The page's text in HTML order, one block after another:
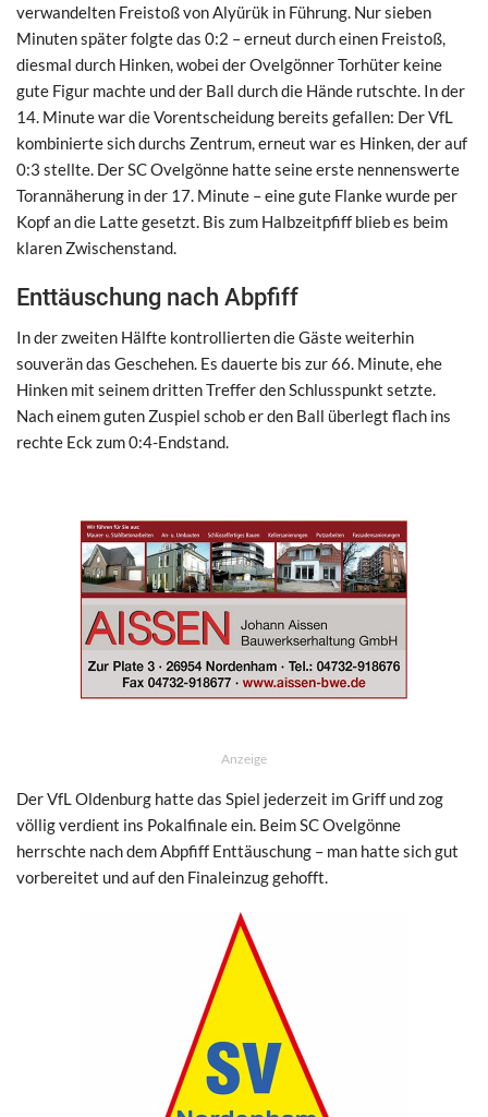
verwandelten Freistoß von Alyürük in Führung. Nur sieben
Minuten später folgte das 0:2 – erneut durch einen Freistoß,
diesmal durch Hinken, wobei der Ovelgönner Torhüter keine
gute Figur machte und der Ball durch die Hände rutschte. In der
14. Minute war die Vorentscheidung bereits gefallen: Der VfL
kombinierte sich durchs Zentrum, erneut war es Hinken, der auf
0:3 stellte. Der SC Ovelgönne hatte seine erste nennenswerte
Torannäherung in der 17. Minute – eine gute Flanke wurde per
Kopf an die Latte gesetzt. Bis zum Halbzeitpfiff blieb es beim
klaren Zwischenstand.
Enttäuschung nach Abpfiff
In der zweiten Hälfte kontrollierten die Gäste weiterhin
souverän das Geschehen. Es dauerte bis zur 66. Minute, ehe
Hinken mit seinem dritten Treffer den Schlusspunkt setzte.
Nach einem guten Zuspiel schob er den Ball überlegt flach ins
rechte Eck zum 0:4-Endstand.
Anzeige
Der VfL Oldenburg hatte das Spiel jederzeit im Griff und zog
völlig verdient ins Pokalfinale ein. Beim SC Ovelgönne
herrschte nach dem Abpfiff Enttäuschung – man hatte sich gut
vorbereitet und auf den Finaleinzug gehofft.